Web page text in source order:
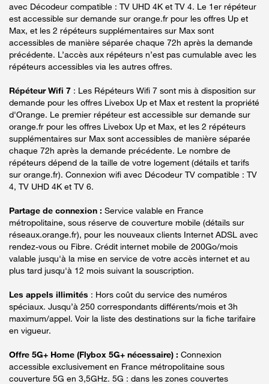
avec Décodeur compatible : TV UHD 4K et TV 4. Le 1er répéteur
est accessible sur demande sur orange.fr pour les offres Up et
Max, et les 2 répéteurs supplémentaires sur Max sont
accessibles de manière séparée chaque 72h après la demande
précédente. L’accès aux répéteurs n’est pas cumulable avec les
répéteurs accessibles via les autres offres.
Répéteur Wifi 7 : Les Répéteurs Wifi 7 sont mis à disposition sur
demande pour les offres Livebox Up et Max et restent la propriété
d'Orange. Le premier répéteur est accessible sur demande sur
orange.fr pour les offres Livebox Up et Max, et les 2 répéteurs
supplémentaires sur Max sont accessibles de manière séparée
chaque 72h après la demande précédente. Le nombre de
répéteurs dépend de la taille de votre logement (détails et tarifs
sur orange.fr). Connexion wifi avec Décodeur TV compatible : TV
4, TV UHD 4K et TV 6.
Partage de connexion : Service valable en France
métropolitaine, sous réserve de couverture mobile (détails sur
réseaux.orange.fr), pour les nouveaux clients Internet ADSL avec
rendez-vous ou Fibre. Crédit internet mobile de 200Go/mois
valable jusqu'à la mise en service de votre accès internet et au
plus tard jusqu'à 12 mois suivant la souscription.
Les appels illimités : Hors coût du service des numéros
spéciaux. Jusqu’à 250 correspondants différents/mois et 3h
maximum/appel. Voir la liste des destinations sur la fiche tarifaire
en vigueur.
Offre 5G+ Home (Flybox 5G+ nécessaire) : Connexion
accessible exclusivement en France métropolitaine sous
couverture 5G en 3,5GHz. 5G : dans les zones couvertes